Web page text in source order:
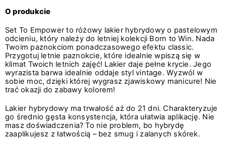
O produkcie
Set To Empower to różowy lakier hybrydowy o pastelowym
odcieniu, który należy do letniej kolekcji Born to Win. Nada
Twoim paznokciom ponadczasowego efektu classic.
Przygotuj letnie paznokcie, które idealnie wpiszą się w
klimat Twoich letnich zajęć! Lakier daje pełne krycie. Jego
wyrazista barwa idealnie oddaje styl vintage. Wyzwól w
sobie moc, dzięki której wygrasz zjawiskowy manicure! Nie
trać okazji do zabawy kolorem!
Lakier hybrydowy ma trwałość aż do 21 dni. Charakteryzuje
go średnio gęsta konsystencja, która ułatwia aplikację. Nie
masz doświadczenia? To nie problem, bo hybrydę
zaaplikujesz z łatwością – bez smug i zalanych skórek.